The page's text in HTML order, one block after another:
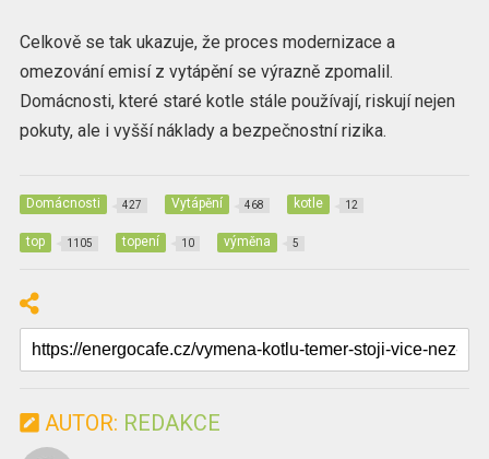
Celkově se tak ukazuje, že proces modernizace a
omezování emisí z vytápění se výrazně zpomalil.
Domácnosti, které staré kotle stále používají, riskují nejen
pokuty, ale i vyšší náklady a bezpečnostní rizika.
Domácnosti 427 Vytápění 468 kotle 12
top 1105 topení 10 výměna 5
AUTOR: REDAKCE